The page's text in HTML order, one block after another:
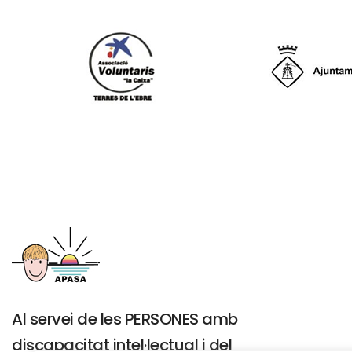
Al servei de les PERSONES amb
discapacitat intel·lectual i del